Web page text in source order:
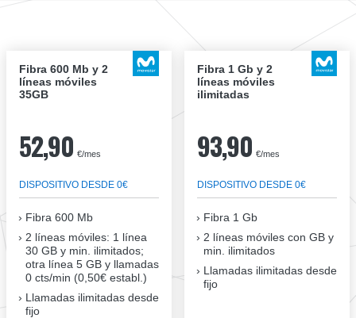
Fibra 600 Mb y 2
líneas móviles
35GB
52,90 €/mes
DISPOSITIVO DESDE 0€
Fibra 600 Mb
2 líneas móviles: 1 línea
30 GB y min. ilimitados;
otra línea 5 GB y llamadas
0 cts/min (0,50€ establ.)
Llamadas ilimitadas desde
fijo
Fibra 1 Gb y 2
líneas móviles
ilimitadas
93,90 €/mes
DISPOSITIVO DESDE 0€
Fibra 1 Gb
2 líneas móviles con GB y
min. ilimitados
Llamadas ilimitadas desde
fijo